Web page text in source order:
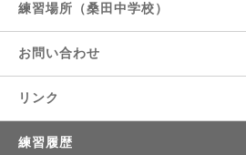
練習場所（桑田中学校）
お問い合わせ
リンク
練習履歴